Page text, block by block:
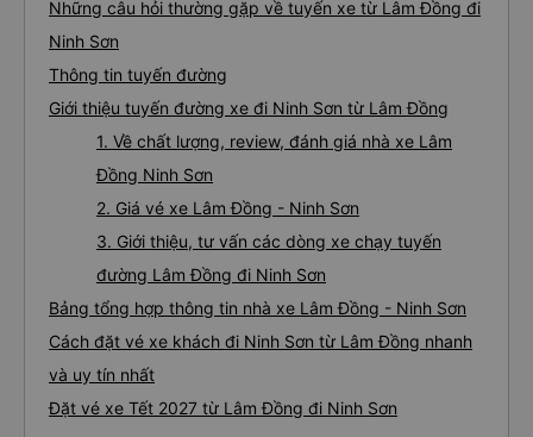
Những câu hỏi thường gặp về tuyến xe từ Lâm Đồng đi
Ninh Sơn
Thông tin tuyến đường
Giới thiệu tuyến đường xe đi Ninh Sơn từ Lâm Đồng
1. Về chất lượng, review, đánh giá nhà xe Lâm
Đồng Ninh Sơn
2. Giá vé xe Lâm Đồng - Ninh Sơn
3. Giới thiệu, tư vấn các dòng xe chạy tuyến
đường Lâm Đồng đi Ninh Sơn
Bảng tổng hợp thông tin nhà xe Lâm Đồng - Ninh Sơn
Cách đặt vé xe khách đi Ninh Sơn từ Lâm Đồng nhanh
và uy tín nhất
Đặt vé xe Tết 2027 từ Lâm Đồng đi Ninh Sơn